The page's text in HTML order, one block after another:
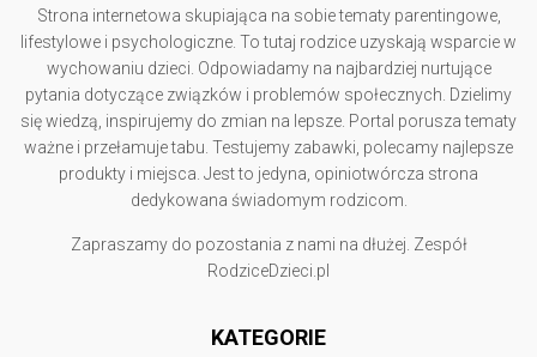
Strona internetowa skupiająca na sobie tematy parentingowe,
lifestylowe i psychologiczne. To tutaj rodzice uzyskają wsparcie w
wychowaniu dzieci. Odpowiadamy na najbardziej nurtujące
pytania dotyczące związków i problemów społecznych. Dzielimy
się wiedzą, inspirujemy do zmian na lepsze. Portal porusza tematy
ważne i przełamuje tabu. Testujemy zabawki, polecamy najlepsze
produkty i miejsca. Jest to jedyna, opiniotwórcza strona
dedykowana świadomym rodzicom.
Zapraszamy do pozostania z nami na dłużej. Zespół
RodziceDzieci.pl
KATEGORIE